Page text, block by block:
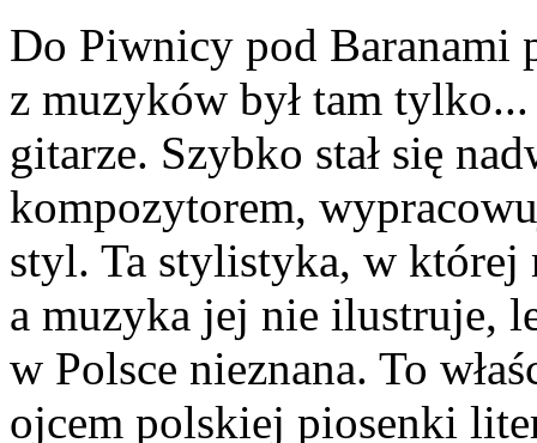
Do Piwnicy pod Baranami
z muzyków był tam
gitarze. Szybko stał się
kompozytorem,
styl. Ta stylistyka, w której
a muzyka jej nie ilustruje,
w Polsce nieznana. To
ojcem polskiej piosenki